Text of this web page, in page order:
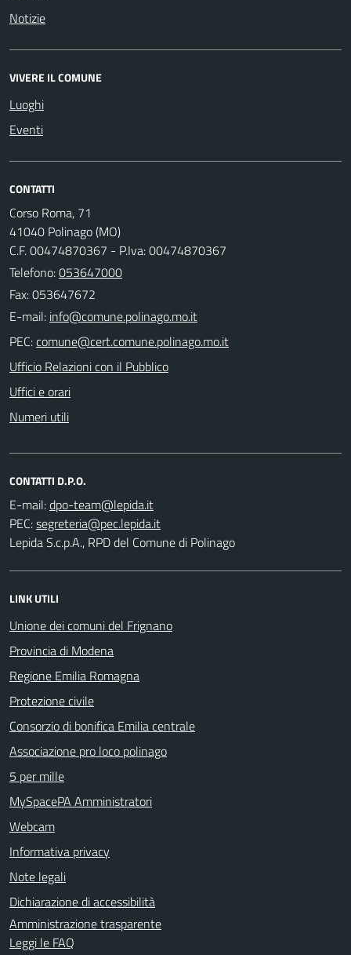
Notizie
VIVERE IL COMUNE
Luoghi
Eventi
CONTATTI
Corso Roma, 71
41040 Polinago (MO)
C.F. 00474870367 - P.Iva: 00474870367
Telefono:053647000
Fax: 053647672
E-mail:
PEC:
Ufficio Relazioni con il Pubblico
Uffici e orari
Numeri utili
CONTATTI D.P.O.
E-mail:
PEC:
Lepida S.c.p.A., RPD del Comune di Polinago
LINK UTILI
Unione dei comuni del Frignano
Provincia di Modena
Regione Emilia Romagna
Protezione civile
Consorzio di bonifica Emilia centrale
Associazione pro loco polinago
5 per mille
MySpacePA Amministratori
Webcam
Informativa privacy
Note legali
Dichiarazione di accessibilità
Amministrazione trasparente
Leggi le FAQ